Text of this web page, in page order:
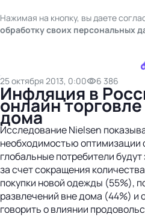
Нажимая на кнопку, вы даете
обработку своих персональных
25 октября 2013, 0:00 6 386
Инфляция в
онлайн
дома
Исследование Nielsen
необходимостью
глобальные потребители
за счет сокращения
покупки новой одежды (55%),
развлечений вне дома (44%) и
говорить о влиянии